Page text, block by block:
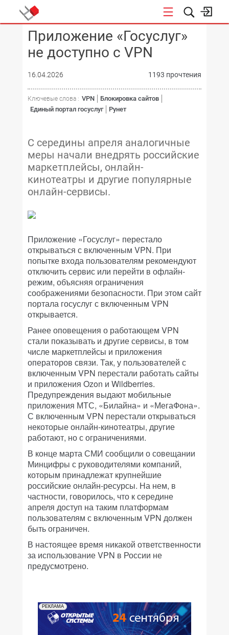
КОНФЕРЕНЦИИ
Приложение «Госуслуг»
не доступно с VPN
16.04.2026 1193 прочтения
Ключевые слова : VPN
Блокировка сайтов
Единый портал госуслуг
Рунет
С середины апреля аналогичные
меры начали внедрять российские
маркетплейсы, онлайн-
кинотеатры и другие популярные
онлайн-сервисы.
Приложение «Госуслуг» перестало
открываться с включенным VPN. При
попытке входа пользователям рекомендуют
отключить сервис или перейти в офлайн-
режим, объясняя ограничения
соображениями безопасности. При этом сайт
портала госуслуг с включенным VPN
открывается.
Ранее оповещения о работающем VPN
стали показывать и другие сервисы, в том
числе маркетплейсы и приложения
операторов связи. Так, у пользователей с
включенным VPN перестали работать сайты
и приложения Ozon и Wildberries.
Предупреждения выдают мобильные
приложения МТС, «Билайна» и «МегаФона».
С включенным VPN перестали открываться
некоторые онлайн-кинотеатры, другие
работают, но с ограничениями.
В конце марта СМИ сообщили о совещании
Минцифры с руководителями компаний,
которым принадлежат крупнейшие
российские онлайн-ресурсы. На нем, в
частности, говорилось, что к середине
апреля доступ на таким платформам
пользователям с включенным VPN должен
быть ограничен.
В настоящее время никакой ответственности
за использование VPN в России не
предусмотрено.
РЕКЛАМА